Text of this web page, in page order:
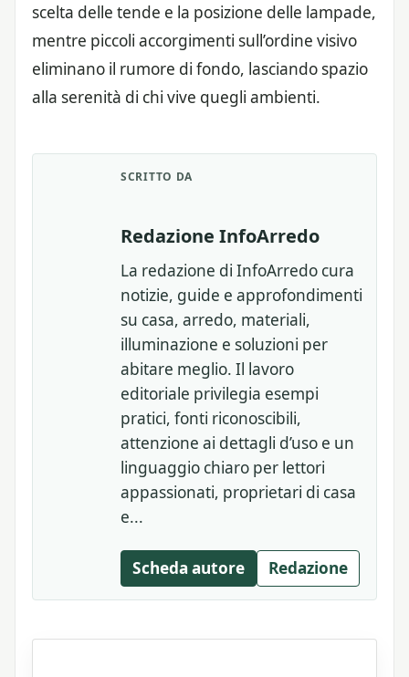
scelta delle tende e la posizione delle lampade,
mentre piccoli accorgimenti sull’ordine visivo
eliminano il rumore di fondo, lasciando spazio
alla serenità di chi vive quegli ambienti.
SCRITTO DA
Redazione InfoArredo
La redazione di InfoArredo cura
notizie, guide e approfondimenti
su casa, arredo, materiali,
illuminazione e soluzioni per
abitare meglio. Il lavoro
editoriale privilegia esempi
pratici, fonti riconoscibili,
attenzione ai dettagli d’uso e un
linguaggio chiaro per lettori
appassionati, proprietari di casa
e...
Scheda autore Redazione